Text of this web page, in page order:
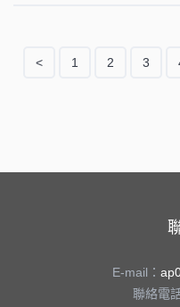
< 1 2 3
E-mail：
聯絡電